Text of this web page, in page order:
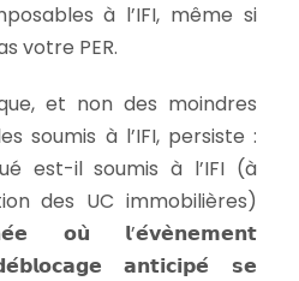
à l’IFI, même si
votre PER.
et non des moindres
soumis à l’IFI, persiste :
est-il soumis à l’IFI (à
des UC immobilières)
𝗼𝘂̀ 𝗹’𝗲́𝘃𝗲̀𝗻𝗲𝗺𝗲𝗻𝘁
𝗮𝗻𝘁𝗶𝗰𝗶𝗽𝗲́ 𝘀𝗲